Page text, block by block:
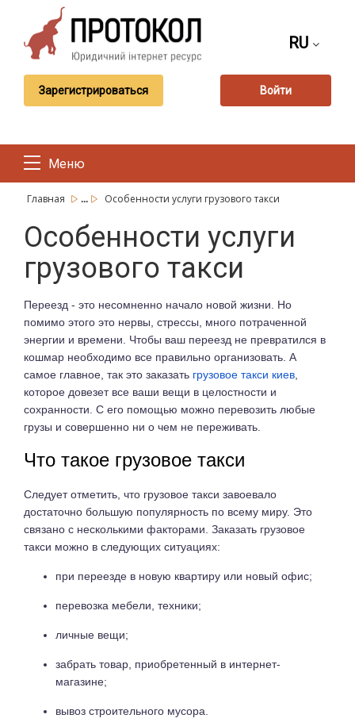
RU
Зарегистрироваться Войти
Меню
Главная ... Особенности услуги грузового такси
Особенности услуги
грузового такси
Переезд - это несомненно начало новой жизни. Но
помимо этого это нервы, стрессы, много потраченной
энергии и времени. Чтобы ваш переезд не превратился в
кошмар необходимо все правильно организовать. А
самое главное, так это заказать грузовое такси киев
которое довезет все ваши вещи в целостности и
сохранности. С его помощью можно перевозить любые
грузы и совершенно ни о чем не переживать.
Что такое грузовое такси
Следует отметить, что грузовое такси завоевало
достаточно большую популярность по всему миру. Это
связано с несколькими факторами. Заказать грузовое
такси можно в следующих ситуациях:
при переезде в новую квартиру или новый офис;
перевозка мебели, техники;
личные вещи;
забрать товар, приобретенный в интернет-
магазине;
вывоз строительного мусора.